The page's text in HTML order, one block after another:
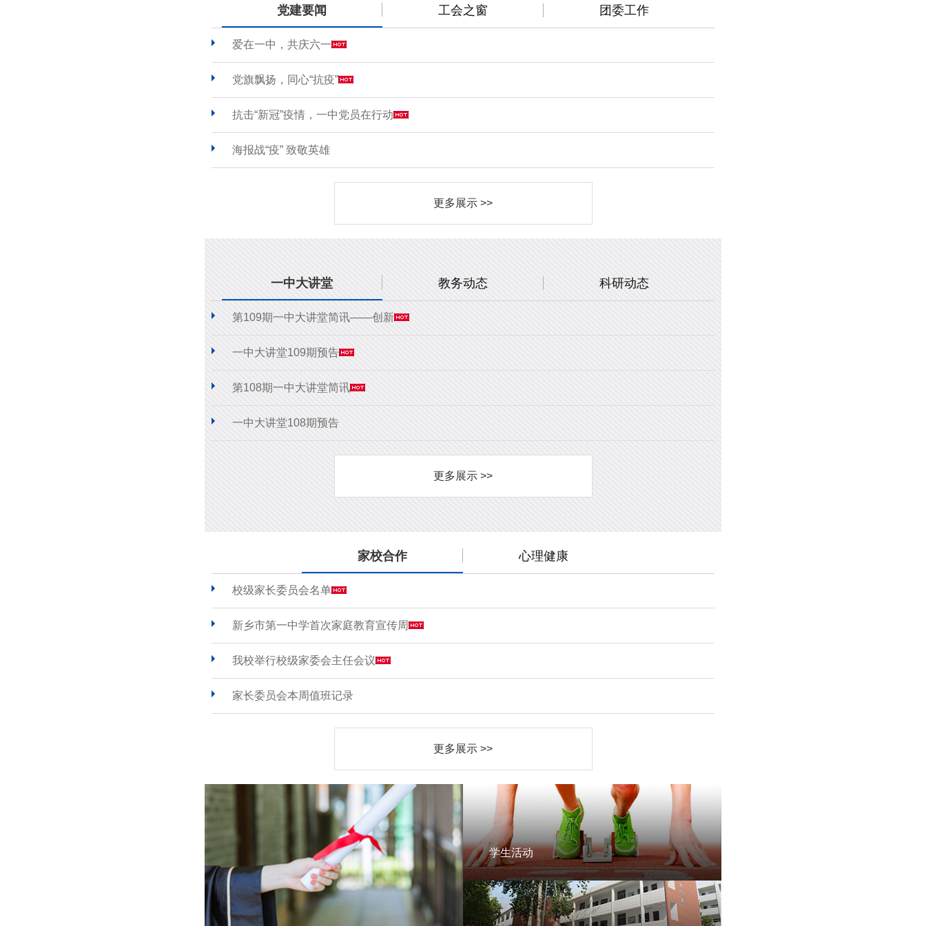
党建要闻 工会之窗 团委工作
爱在一中，共庆六一
党旗飘扬，同心“抗疫”
抗击“新冠”疫情，一中党员在行动
海报战“疫” 致敬英雄
更多展示 >>
一中大讲堂 教务动态 科研动态
第109期一中大讲堂简讯——创新
一中大讲堂109期预告
第108期一中大讲堂简讯
一中大讲堂108期预告
更多展示 >>
家校合作 心理健康
校级家长委员会名单
新乡市第一中学首次家庭教育宣传周
我校举行校级家委会主任会议
家长委员会本周值班记录
更多展示 >>
学生活动
学生活动